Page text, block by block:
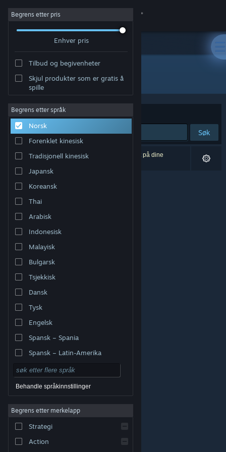
Logg inn
Om
Kundestøtte
Bytt språk
Skaff deg Steam-appen på mobil
Vis skrivebordsversjon
© Valve Corporation. Alle rettigheter reservert. Alle
Retningslinjer for personvern
Tilgjengelighet
|Steams abonnementsavtale
Refusjoner
Begrens etter pris
Enhver pris
Tilbud og begivenheter
Skjul produkter som er gratis å
spille
Begrens etter språk
Norsk
Forenklet kinesisk
Tradisjonell kinesisk
Japansk
Koreansk
Thai
Arabisk
Indonesisk
Malayisk
Bulgarsk
Tsjekkisk
Dansk
Tysk
Engelsk
Spansk – Spania
Spansk – Latin-Amerika
Behandle språkinnstillinger
Begrens etter merkelapp
Strategi
Action
Alle produkter
Sorter etter Relevans
Søk
0 treff på søket. 1 produkt er blitt utelukket basert på dine